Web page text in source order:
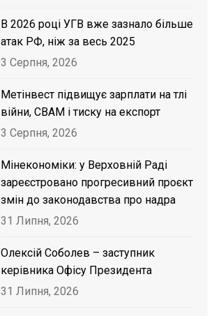
В 2026 році УГВ вже зазнало більше
атак РФ, ніж за весь 2025
3 Серпня, 2026
Метінвест підвищує зарплати на тлі
війни, CBAM і тиску на експорт
3 Серпня, 2026
Мінекономіки: у Верховній Раді
зареєстровано прогресивний проєкт
змін до законодавства про надра
31 Липня, 2026
Олексій Соболев – заступник
керівника Офісу Президента
31 Липня, 2026